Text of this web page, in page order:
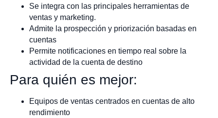
Se integra con las principales herramientas de
ventas y marketing.
Admite la prospección y priorización basadas en
cuentas
Permite notificaciones en tiempo real sobre la
actividad de la cuenta de destino
Para quién es mejor:
Equipos de ventas centrados en cuentas de alto
rendimiento